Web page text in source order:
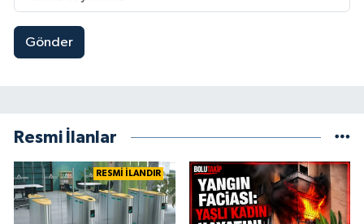
Gönder
Resmi İlanlar
RESMİ İLANDIR